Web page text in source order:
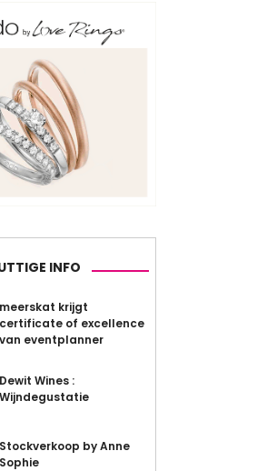
INFO
meerskat krijgt
certificate of excellence
van eventplanner
Dewit Wines :
Wijndegustatie
Stockverkoop by Anne
Sophie